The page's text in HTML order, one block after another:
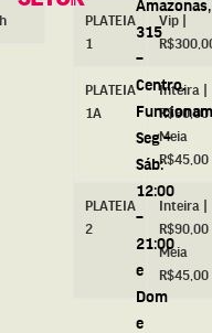
PLATEIA
1
Vip |
PLATEIA
1A
Inteira |
R$90,00
Meia
R$45,00
PLATEIA
2
Inteira |
R$90,00
Meia
R$45,00
Amazonas,
315
–
Centro.
Seg –
Sáb:
12:00
–
21:00
e
Dom
e